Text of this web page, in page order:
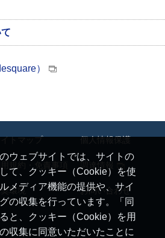
）
ウェブサイトでは、サイトの
て、クッキー（Cookie）を使
メディア機能の提供や、サイ
の収集を行っています。「同
と、クッキー（Cookie）を用
収集に同意いただいたことに
トマップ 個人情報保護
規約・免責事項
環境 お問い合わせ